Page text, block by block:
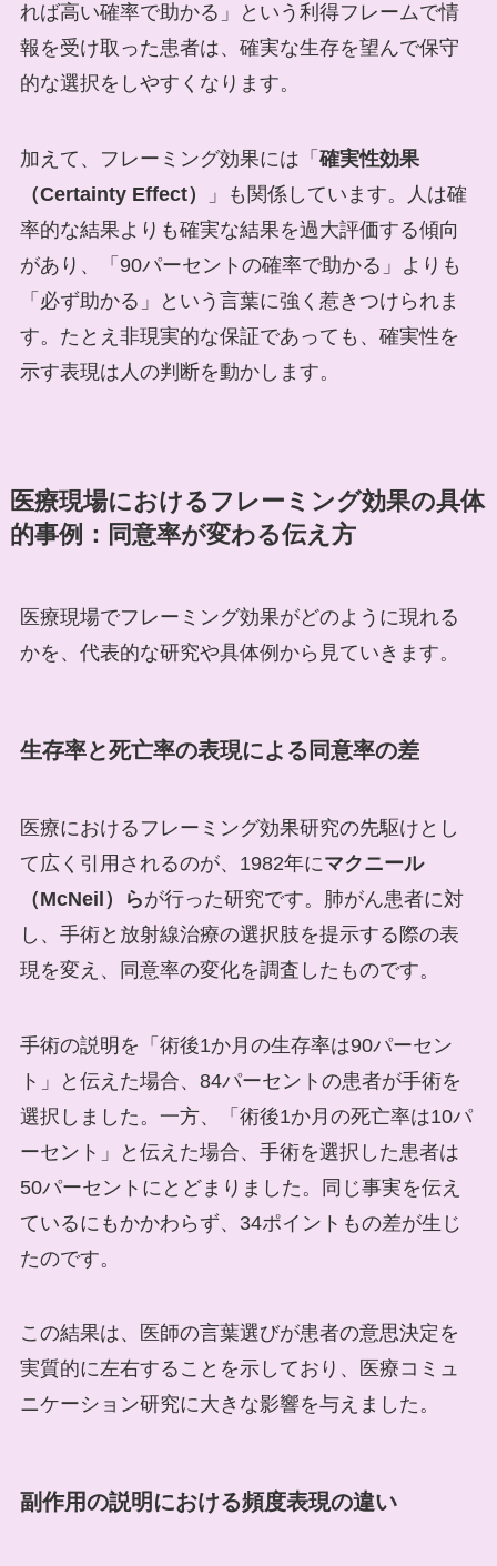
れば高い確率で助かる」という利得フレームで情
報を受け取った患者は、確実な生存を望んで保守
的な選択をしやすくなります。
加えて、フレーミング効果には「 確実性効果
（Certainty Effect）
」も関係しています。人は確
率的な結果よりも確実な結果を過大評価する傾向
があり、「90パーセントの確率で助かる」よりも
「必ず助かる」という言葉に強く惹きつけられま
す。たとえ非現実的な保証であっても、確実性を
示す表現は人の判断を動かします。
医療現場におけるフレーミング効果の具体
的事例：同意率が変わる伝え方
医療現場でフレーミング効果がどのように現れる
かを、代表的な研究や具体例から見ていきます。
生存率と死亡率の表現による同意率の差
医療におけるフレーミング効果研究の先駆けとし
て広く引用されるのが、1982年にマクニール
（McNeil）らが行った研究です。肺がん患者に対
し、手術と放射線治療の選択肢を提示する際の表
現を変え、同意率の変化を調査したものです。
手術の説明を「術後1か月の生存率は90パーセン
ト」と伝えた場合、84パーセントの患者が手術を
選択しました。一方、「術後1か月の死亡率は10パ
ーセント」と伝えた場合、手術を選択した患者は
50パーセントにとどまりました。同じ事実を伝え
ているにもかかわらず、34ポイントもの差が生じ
たのです。
この結果は、医師の言葉選びが患者の意思決定を
実質的に左右することを示しており、医療コミュ
ニケーション研究に大きな影響を与えました。
副作用の説明における頻度表現の違い